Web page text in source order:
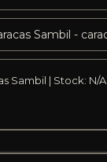
Sambil | Stock: N/A